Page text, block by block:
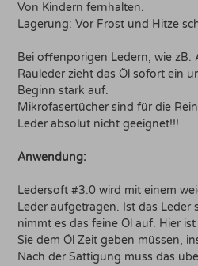
Von Kindern fernhalten.
Lagerung: Vor Frost und Hitze
Bei offenporigen Ledern, wie zB.
Rauleder zieht das Öl sofort ein
Beginn stark auf.
Mikrofasertücher sind für die
Leder absolut nicht geeignet!!!
Anwendung:
Ledersoft #3.0 wird mit einem
Leder aufgetragen. Ist das Leder
nimmt es das feine Öl auf. Hier
Sie dem Öl Zeit geben müssen,
Nach der Sättigung muss das